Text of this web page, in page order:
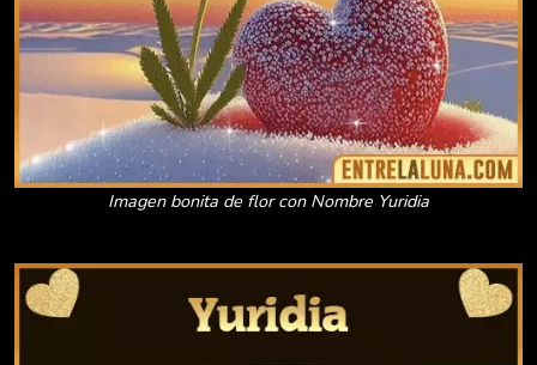
Imagen bonita de flor con Nombre Yuridia